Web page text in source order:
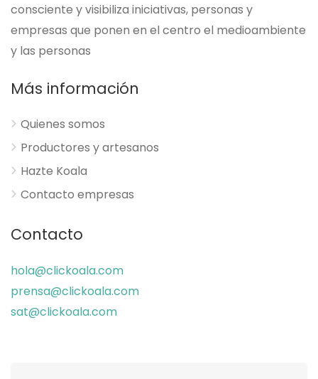
consciente y visibiliza iniciativas, personas y
empresas que ponen en el centro el medioambiente
y las personas
Más información
Quienes somos
Productores y artesanos
Hazte Koala
Contacto empresas
Contacto
hola@clickoala.com
prensa@clickoala.com
sat@clickoala.com